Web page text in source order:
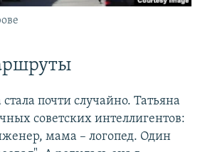
почти случайно. Татьяна
советских интеллигентов:
мама – логопед. Один